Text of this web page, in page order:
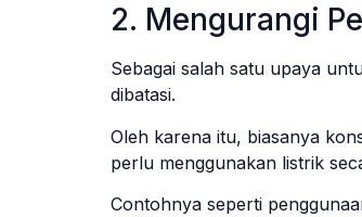
2. Mengurangi
Sebagai salah satu upaya
dibatasi.
Oleh karena itu, biasanya
perlu menggunakan listrik
Contohnya seperti